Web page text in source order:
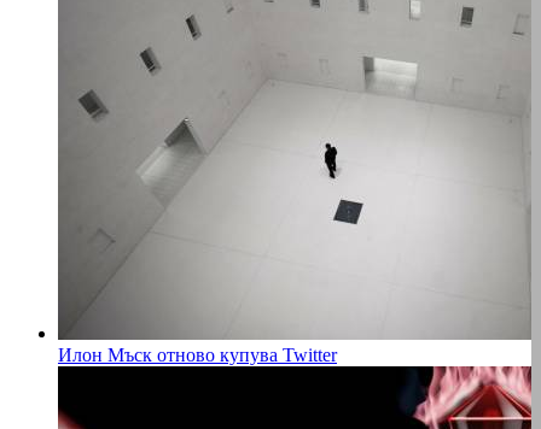
Илон Мъск отново купува Twitter